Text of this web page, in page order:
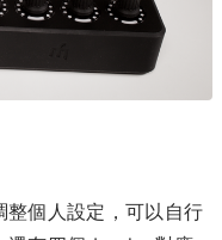
個人設定，可以自行